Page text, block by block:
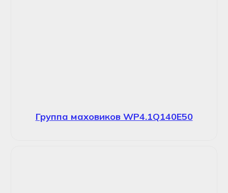
Группа маховиков WP4.1Q140E50